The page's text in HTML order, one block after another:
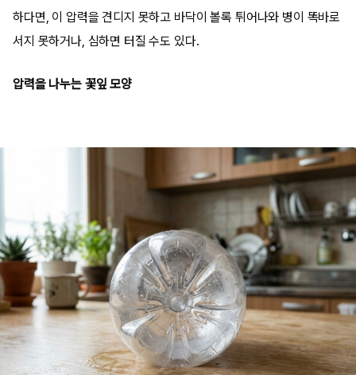
하다면, 이 압력을 견디지 못하고 바닥이 볼록 튀어나와 병이 똑바로
서지 못하거나, 심하면 터질 수도 있다.
압력을 나누는 꽃잎 모양